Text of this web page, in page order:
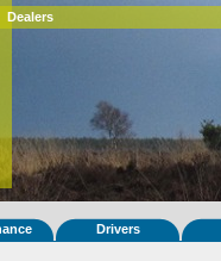
Dealers
Drivers